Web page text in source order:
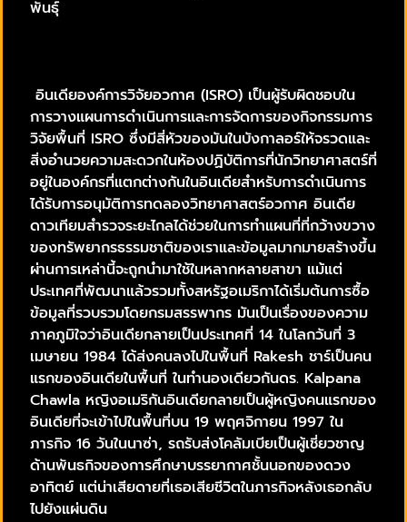
พันธุ์
อินเดียองค์การวิจัยอวกาศ (ISRO) เป็นผู้รับผิดชอบใน
การวางแผนการดำเนินการและการจัดการของกิจกรรมการ
วิจัยพื้นที่ ISRO ซึ่งมีสี่หัวของมันในบังกาลอร์ให้จรวดและ
สิ่งอำนวยความสะดวกในห้องปฏิบัติการที่นักวิทยาศาสตร์ที่
อยู่ในองค์กรที่แตกต่างกันในอินเดียสำหรับการดำเนินการ
ได้รับการอนุมัติการทดลองวิทยาศาสตร์อวกาศ อินเดีย
ดาวเทียมสำรวจระยะไกลได้ช่วยในการทำแผนที่ที่กว้างขวาง
ของทรัพยากรธรรมชาติของเราและข้อมูลมากมายสร้างขึ้น
ผ่านการเหล่านี้จะถูกนำมาใช้ในหลากหลายสาขา แม้แต่
ประเทศที่พัฒนาแล้วรวมทั้งสหรัฐอเมริกาได้เริ่มต้นการซื้อ
ข้อมูลที่รวบรวมโดยกรมสรรพากร มันเป็นเรื่องของความ
ภาคภูมิใจว่าอินเดียกลายเป็นประเทศที่ 14 ในโลกวันที่ 3
เมษายน 1984 ได้ส่งคนลงไปในพื้นที่ Rakesh ชาร์เป็นคน
แรกของอินเดียในพื้นที่ ในทำนองเดียวกันดร. Kalpana
Chawla หญิงอเมริกันอินเดียกลายเป็นผู้หญิงคนแรกของ
อินเดียที่จะเข้าไปในพื้นที่บน 19 พฤศจิกายน 1997 ใน
ภารกิจ 16 วันในนาซ่า, รถรับส่งโคลัมเบียเป็นผู้เชี่ยวชาญ
ด้านพันธกิจของการศึกษาบรรยากาศชั้นนอกของดวง
อาทิตย์ แต่น่าเสียดายที่เธอเสียชีวิตในภารกิจหลังเธอกลับ
ไปยังแผ่นดิน